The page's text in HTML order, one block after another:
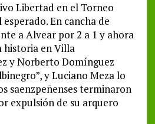
Libertad en el Torneo
En cancha de
a Alvear por 2 a 1 y ahora
historia en Villa
y Norberto Domínguez
y Luciano Meza lo
saenzpeñenses terminaron
expulsión de su arquero